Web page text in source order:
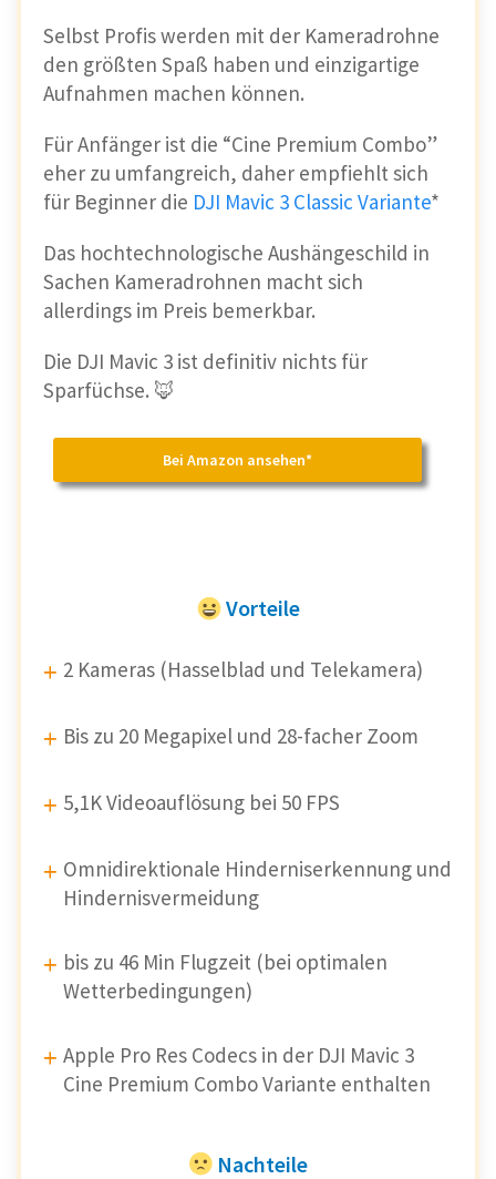
Selbst Profis werden mit der Kameradrohne
den größten Spaß haben und einzigartige
Aufnahmen machen können.
Für Anfänger ist die “Cine Premium Combo”
eher zu umfangreich, daher empfiehlt sich
für Beginner die DJI Mavic 3 Classic Variante*
Das hochtechnologische Aushängeschild in
Sachen Kameradrohnen macht sich
allerdings im Preis bemerkbar.
Die DJI Mavic 3 ist definitiv nichts für
Sparfüchse. 🦊
Bei Amazon ansehen*
Vorteile
2 Kameras (Hasselblad und Telekamera)
Bis zu 20 Megapixel und 28-facher Zoom
5,1K Videoauflösung bei 50 FPS
Omnidirektionale Hinderniserkennung und
Hindernisvermeidung
bis zu 46 Min Flugzeit (bei optimalen
Wetterbedingungen)
Apple Pro Res Codecs in der DJI Mavic 3
Cine Premium Combo Variante enthalten
Nachteile